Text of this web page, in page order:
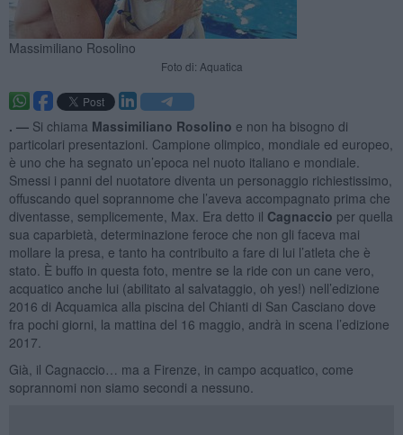
Massimiliano Rosolino
Foto di: Aquatica
. — Si chiama Massimiliano Rosolino e non ha bisogno di
particolari presentazioni. Campione olimpico, mondiale ed europeo,
è uno che ha segnato un’epoca nel nuoto italiano e mondiale.
Smessi i panni del nuotatore diventa un personaggio richiestissimo,
offuscando quel soprannome che l’aveva accompagnato prima che
diventasse, semplicemente, Max. Era detto il Cagnaccio per quella
sua caparbietà, determinazione feroce che non gli faceva mai
mollare la presa, e tanto ha contribuito a fare di lui l’atleta che è
stato. È buffo in questa foto, mentre se la ride con un cane vero,
acquatico anche lui (abilitato al salvataggio, oh yes!) nell’edizione
2016 di Acquamica alla piscina del Chianti di San Casciano dove
fra pochi giorni, la mattina del 16 maggio, andrà in scena l’edizione
2017.
Già, il Cagnaccio… ma a Firenze, in campo acquatico, come
soprannomi non siamo secondi a nessuno.